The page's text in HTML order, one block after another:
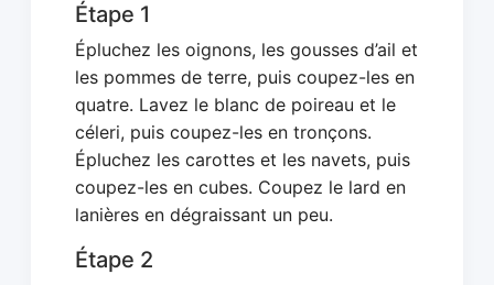
Étape 1
Épluchez les oignons, les gousses d’ail et
les pommes de terre, puis coupez-les en
quatre. Lavez le blanc de poireau et le
céleri, puis coupez-les en tronçons.
Épluchez les carottes et les navets, puis
coupez-les en cubes. Coupez le lard en
lanières en dégraissant un peu.
Étape 2